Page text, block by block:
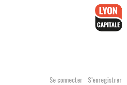
Se connecter S’enregistrer